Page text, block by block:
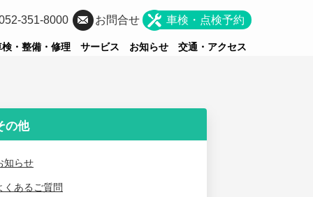
351-8000 お問合せ 車検・点検予約
検・整備・修理 サービス お知らせ 交通・アクセス
の他
知らせ
くあるご質問